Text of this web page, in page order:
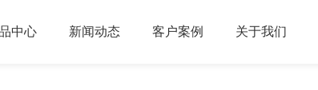
中心 新闻动态 客户案例 关于我们